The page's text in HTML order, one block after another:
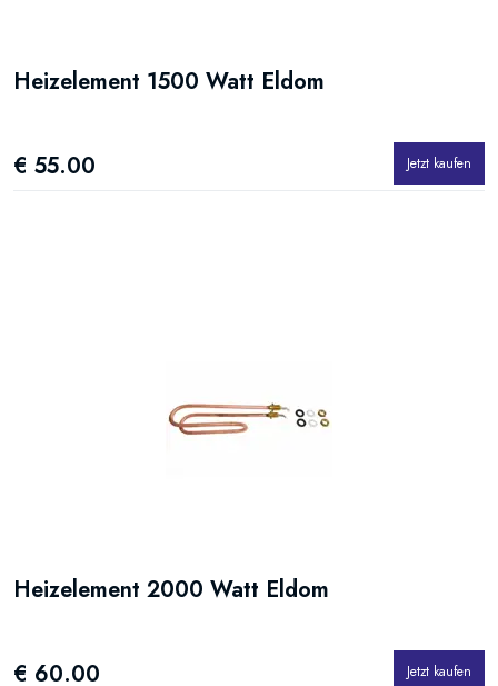
Heizelement 1500 Watt Eldom
€ 55.00 Jetzt kaufen
Heizelement 2000 Watt Eldom
€ 60.00 Jetzt kaufen